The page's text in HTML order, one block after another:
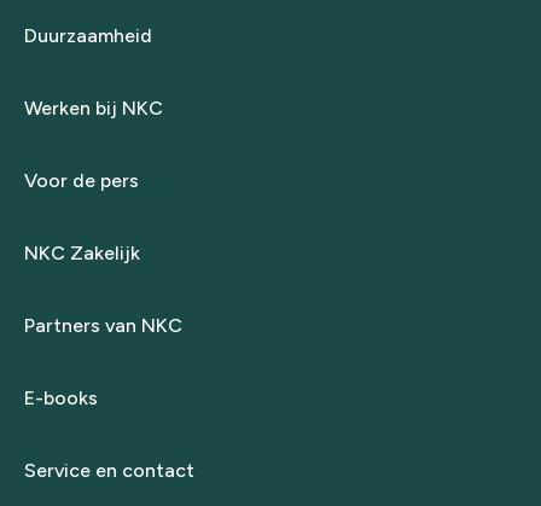
Duurzaamheid
Werken bij NKC
Voor de pers
NKC Zakelijk
Partners van NKC
E-books
Service en contact